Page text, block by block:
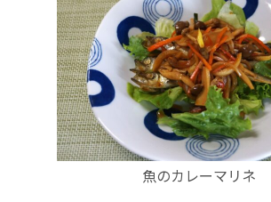
魚のカレーマリネ
お産について
親と子の結びつき支援
母乳育児